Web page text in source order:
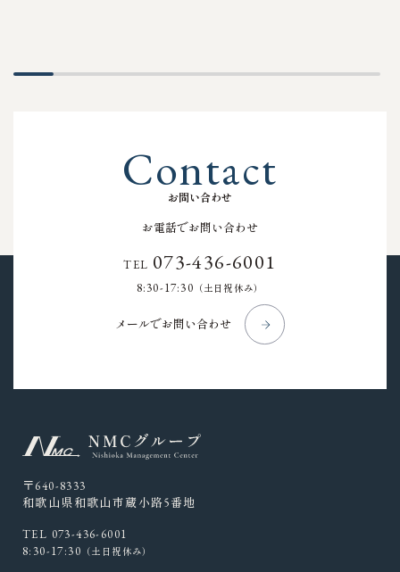
お問い合わせ
Contact
お電話でお問い合わせ
TEL 073-436-6001
8:30-17:30 （土日祝休み）
メールでお問い合わせ
〒640-8333
和歌山県和歌山市蔵小路5番地
TEL 073-436-6001
8:30-17:30 （土日祝休み）